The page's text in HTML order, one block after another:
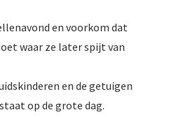
en voorkom dat
waar ze later spijt van
en de getuigen
op de grote dag.